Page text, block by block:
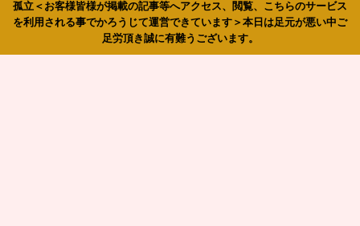
孤立＜お客様皆様が掲載の記事等へアクセス、閲覧、こちらのサービス
を利用される事でかろうじて運営できています＞本日は足元が悪い中ご
足労頂き誠に有難うございます。